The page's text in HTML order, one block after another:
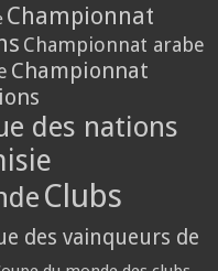
Championnat
Championnat arabe
Championnat
des nations
Clubs
des vainqueurs de